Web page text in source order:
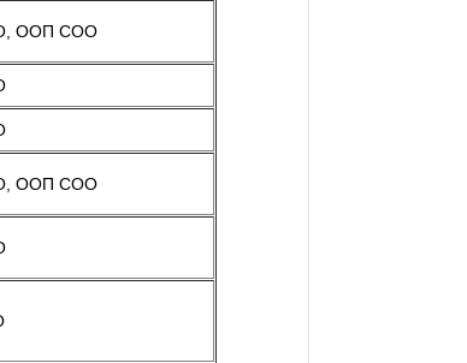
ООП СОО
ООП СОО